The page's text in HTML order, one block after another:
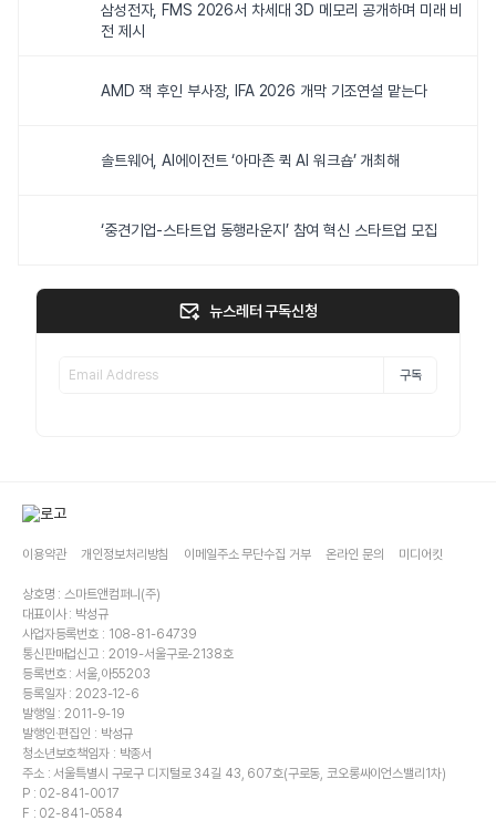
삼성전자, FMS 2026서 차세대 3D 메모리 공개하며 미래 비
전 제시
AMD 잭 후인 부사장, IFA 2026 개막 기조연설 맡는다
솔트웨어, AI에이전트 ‘아마존 퀵 AI 워크숍’ 개최해
‘중견기업-스타트업 동행라운지’ 참여 혁신 스타트업 모집
뉴스레터 구독신청
구독
이용약관 개인정보처리방침 이메일주소 무단수집 거부 온라인 문의 미디어킷
상호명 : 스마트앤컴퍼니(주)
대표이사 : 박성규
사업자등록번호 : 108-81-64739
통신판매업신고 : 2019-서울구로-2138호
등록번호 : 서울,아55203
등록일자 : 2023-12-6
발행일 : 2011-9-19
발행인·편집인 : 박성규
청소년보호책임자 : 박종서
주소 : 서울특별시 구로구 디지털로 34길 43, 607호(구로동, 코오롱싸이언스밸리1차)
P : 02-841-0017
F : 02-841-0584